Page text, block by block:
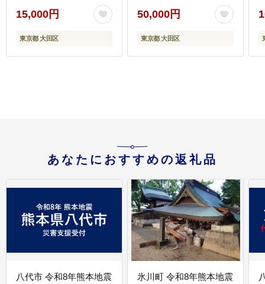
15,000円
東京都 大田区
50,000円
東京都 大田区
あなたにおすすめの返礼品
八代市 令和8年熊本地震
氷川町 令和8年熊本地震